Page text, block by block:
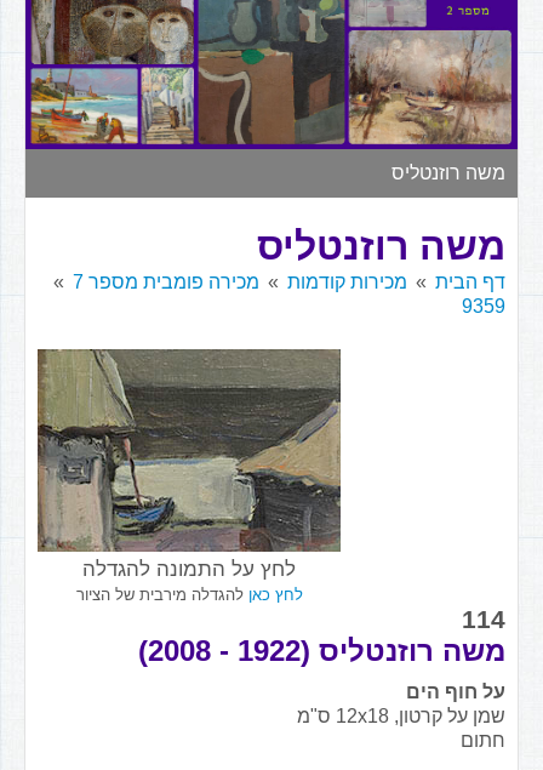
▼
▼
משה רוזנטליס
משה רוזנטליס
דף הבית מכירות קודמות
מכירה פומבית מספר 7
9359
לחץ על התמונה להגדלה
לחץ כאן להגדלה מירבית של הציור
114
משה רוזנטליס (1922 - 2008)
על חוף הים
שמן על קרטון, 12x18 ס"מ
חתום